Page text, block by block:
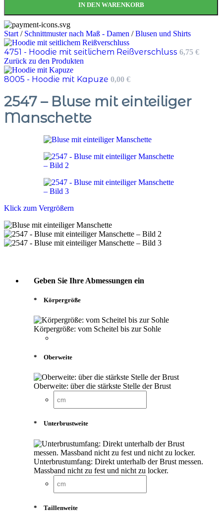
IN DEN WARENKORB
Start / Schnittmuster nach Maß - Damen / Blusen und Shirts
4751 - Hoodie mit seitlichem Reißverschluss 6,75 €
Zurück zu den Produkten
8005 - Hoodie mit Kapuze 0,00 €
2547 – Bluse mit einteiliger
Manschette
Klick zum Vergrößern
Geben Sie Ihre Abmessungen ein
* Körpergröße
Körpergröße: vom Scheitel bis zur Sohle
* Oberweite
Oberweite: über die stärkste Stelle der Brust
* Unterbrustweite
Unterbrustumfang: Direkt unterhalb der Brust messen.
Massband nicht zu fest und nicht zu locker.
* Taillenweite